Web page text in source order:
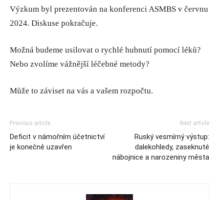
Výzkum byl prezentován na konferenci ASMBS v červnu
2024. Diskuse pokračuje.
Možná budeme usilovat o rychlé hubnutí pomocí léků?
Nebo zvolíme vážnější léčebné metody?
Může to záviset na vás a vašem rozpočtu.
Previous article
Deficit v námořním účetnictví
je konečně uzavřen
Next article
Ruský vesmírný výstup:
dalekohledy, zaseknuté
nábojnice a narozeniny města